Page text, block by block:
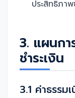
ประสิทธิภา
3. แผนก
ชำระเงิน
3.1 ค่าธรรม